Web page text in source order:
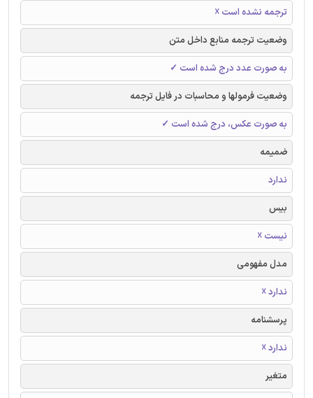
ترجمه نشده است ☓
وضعیت ترجمه منابع داخل متن
به صورت عدد درج شده است ✓
وضعیت فرمولها و محاسبات در فایل ترجمه
به صورت عکس، درج شده است ✓
ضمیمه
ندارد
بیس
نیست ☓
مدل مفهومی
ندارد ☓
پرسشنامه
ندارد ☓
متغیر